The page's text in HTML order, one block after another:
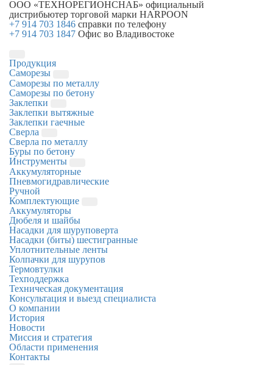
ООО «ТЕХНОРЕГИОНСНАБ» официальный
дистрибьютер торговой марки HARPOON
+7 914 703 1846 справки по телефону
+7 914 703 1847 Офис во Владивостоке
Продукция
Саморезы
Саморезы по металлу
Саморезы по бетону
Заклепки
Заклепки вытяжные
Заклепки гаечные
Сверла
Сверла по металлу
Буры по бетону
Инструменты
Аккумуляторные
Пневмогидравлические
Ручной
Комплектующие
Аккумуляторы
Дюбеля и шайбы
Насадки для шуруповерта
Насадки (биты) шестигранные
Уплотнительные ленты
Колпачки для шурупов
Термовтулки
Техподдержка
Техническая документация
Консультация и выезд специалиста
О компании
История
Новости
Миссия и стратегия
Области применения
Контакты